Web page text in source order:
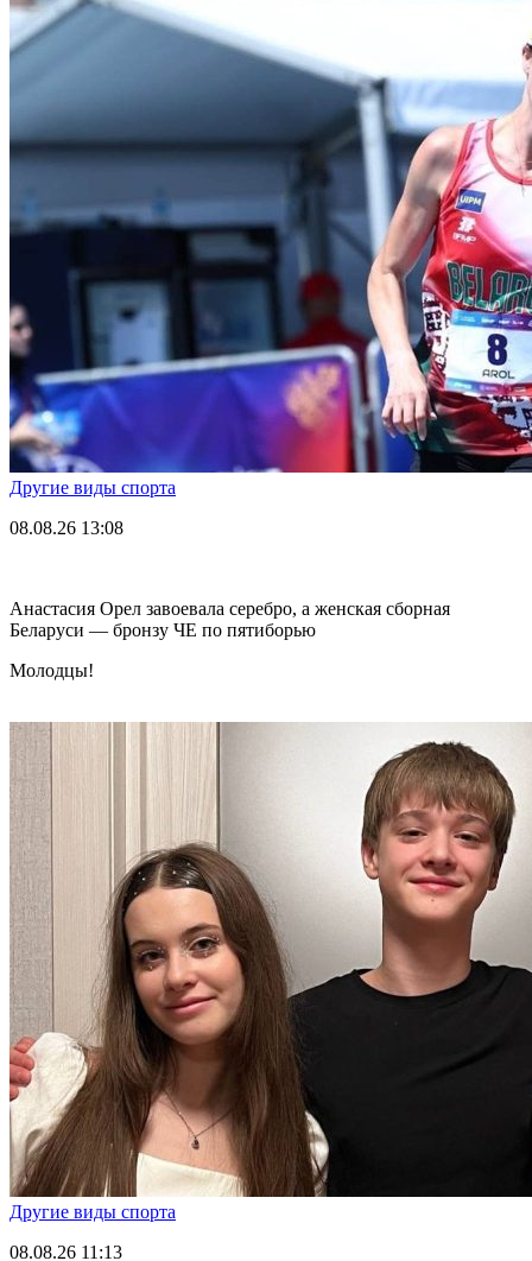
Другие виды спорта
08.08.26 13:08
Анастасия Орел завоевала серебро, а женская сборная
Беларуси — бронзу ЧЕ по пятиборью
Молодцы!
Другие виды спорта
08.08.26 11:13